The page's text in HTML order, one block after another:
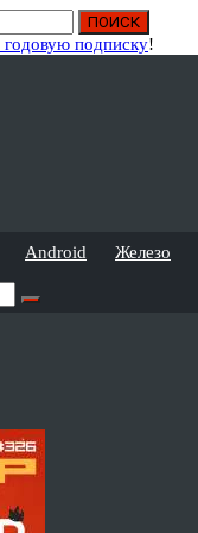
годовую подписку!
Android Железо